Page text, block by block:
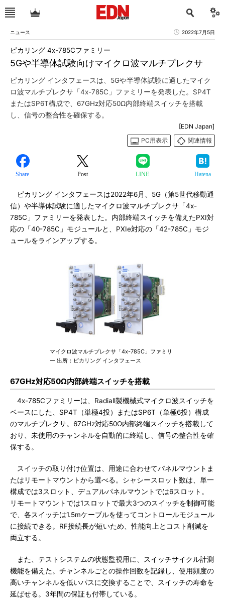
ニュース 2022年7月5日
5Gや半導体試験向けマイクロ波マルチプレクサ
ピカリング 4x-785Cファミリー
ピカリング インタフェースは、5Gや半導体試験に適したマイク
ロ波マルチプレクサ「4x-785C」ファミリーを発表した。SP4T
またはSP6T構成で、67GHz対応50Ω内部終端スイッチを搭載
し、信号の整合性を確保する。
[EDN Japan]
PC用表示
関連情報
Share Post LINE Hatena
ピカリング インタフェースは2022年6月、5G（第5世代移動通
信）や半導体試験に適したマイクロ波マルチプレクサ「4x-
785C」ファミリーを発表した。内部終端スイッチを備えたPXI対
応の「40-785C」モジュールと、PXIe対応の「42-785C」モジ
ュールをラインアップする。
マイクロ波マルチプレクサ「4x-785C」ファミリ
ー 出所：ピカリング インタフェース
67GHz対応50Ω内部終端スイッチを搭載
4x-785Cファミリーは、Radiall製機械式マイクロ波スイッチを
ベースにした、SP4T（単極4投）またはSP6T（単極6投）構成
のマルチプレクサ。67GHz対応50Ω内部終端スイッチを搭載して
おり、未使用のチャンネルを自動的に終端し、信号の整合性を確
保する。
スイッチの取り付け位置は、用途に合わせてパネルマウントま
たはリモートマウントから選べる。シャシースロット数は、単一
構成では3スロット、デュアルパネルマウントでは6スロット。
リモートマウントでは1スロットで最大3つのスイッチを制御可能
で、各スイッチは1.5mケーブルを使ってコントロールモジュール
に接続できる。RF接続長が短いため、性能向上とコスト削減を
両立する。
また、テストシステムの状態監視用に、スイッチサイクル計測
機能を備えた。チャンネルごとの操作回数を記録し、使用頻度の
高いチャンネルを低いパスに交換することで、スイッチの寿命を
延ばせる。3年間の保証も付帯している。